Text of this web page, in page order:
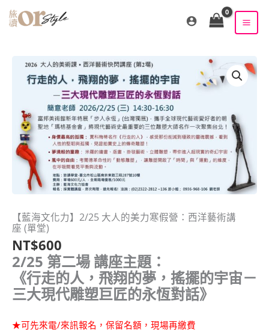
【藍海文化力】2/25 大人的美力寒假營：西洋藝術講
座 (單堂)
NT$600
2/25 第二場 講座主題：
《行走的人，飛翔的夢，搖擺的宇宙－
三大現代雕塑巨匠的永恆對話》
★可先來電/來訊報名，保留名額，現場再繳費